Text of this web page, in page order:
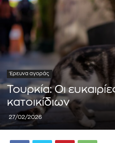
Έρευνα αγοράς
Τουρκία: Οι
κατοικίδιων
27/02/2026